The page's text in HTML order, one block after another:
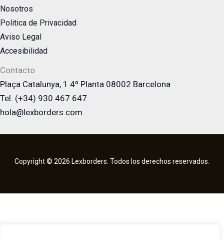
Nosotros
Politica de Privacidad
Aviso Legal
Accesibilidad
Contacto
Plaça Catalunya, 1 4º Planta 08002 Barcelona
Tel. (+34) 930 467 647
hola@lexborders.com
Copyright © 2026 Lexborders. Todos los derechos reservados.